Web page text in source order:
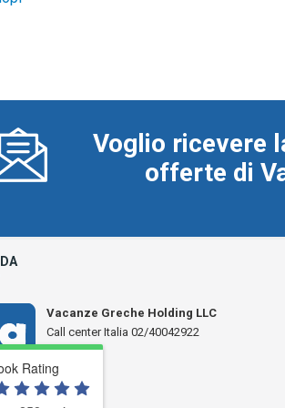
Voglio ricevere
offerte di
Vacanze Greche Holding LLC
Call center Italia 02/40042922
N° L 17359
Rating